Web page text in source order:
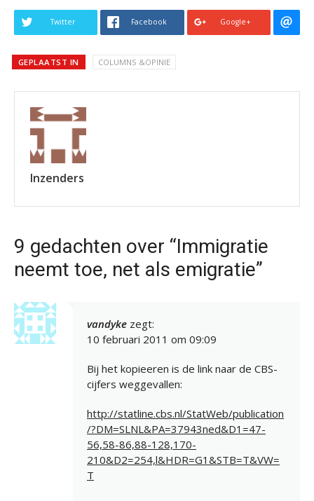
Twitter Facebook Google+
GEPLAATST IN COLUMNS &OPINIE
Inzenders
9 gedachten over “Immigratie
neemt toe, net als emigratie”
vandyke zegt:
10 februari 2011 om 09:09
Bij het kopieeren is de link naar de CBS-
cijfers weggevallen:
http://statline.cbs.nl/StatWeb/publication
/?DM=SLNL&PA=37943ned&D1=47-
56,58-86,88-128,170-
210&D2=254,l&HDR=G1&STB=T&VW=
T